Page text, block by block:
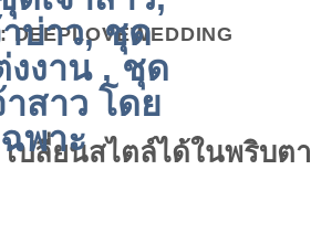
DEEPLOVEWEDDING
ปลี่ยนสไตล์ได้ในพริบตา